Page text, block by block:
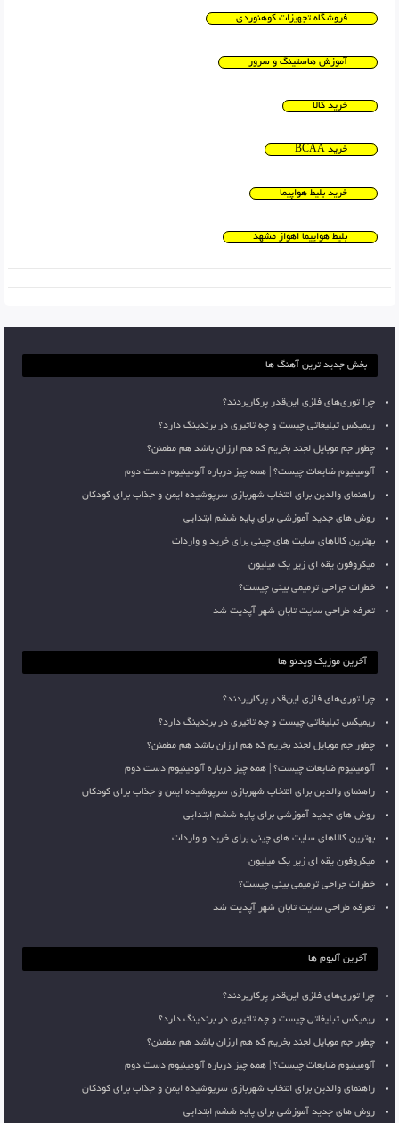
فروشگاه تجهیزات کوهنوردی
آموزش هاستینگ و سرور
خرید کالا
خرید BCAA
خرید بلیط هواپیما
بلیط هواپیما اهواز مشهد
بخش جدید ترین آهنگ ها
چرا توری‌های فلزی این‌قدر پرکاربردند؟
ریمیکس تبلیغاتی چیست و چه تاثیری در برندینگ دارد؟
چطور جم موبایل لجند بخریم که هم ارزان باشد هم مطمئن؟
آلومینیوم ضایعات چیست؟ | همه چیز درباره آلومینیوم دست دوم
راهنمای والدین برای انتخاب شهربازی سرپوشیده ایمن و جذاب برای کودکان
روش های جدید آموزشی برای پایه ششم ابتدایی
بهترین کالاهای سایت های چینی برای خرید و واردات
میکروفون یقه ای زیر یک میلیون
خطرات جراحی ترمیمی بینی چیست؟
تعرفه طراحی سایت تابان شهر آپدیت شد
آخرین موزیک ویدئو ها
چرا توری‌های فلزی این‌قدر پرکاربردند؟
ریمیکس تبلیغاتی چیست و چه تاثیری در برندینگ دارد؟
چطور جم موبایل لجند بخریم که هم ارزان باشد هم مطمئن؟
آلومینیوم ضایعات چیست؟ | همه چیز درباره آلومینیوم دست دوم
راهنمای والدین برای انتخاب شهربازی سرپوشیده ایمن و جذاب برای کودکان
روش های جدید آموزشی برای پایه ششم ابتدایی
بهترین کالاهای سایت های چینی برای خرید و واردات
میکروفون یقه ای زیر یک میلیون
خطرات جراحی ترمیمی بینی چیست؟
تعرفه طراحی سایت تابان شهر آپدیت شد
آخرین آلبوم ها
چرا توری‌های فلزی این‌قدر پرکاربردند؟
ریمیکس تبلیغاتی چیست و چه تاثیری در برندینگ دارد؟
چطور جم موبایل لجند بخریم که هم ارزان باشد هم مطمئن؟
آلومینیوم ضایعات چیست؟ | همه چیز درباره آلومینیوم دست دوم
راهنمای والدین برای انتخاب شهربازی سرپوشیده ایمن و جذاب برای کودکان
روش های جدید آموزشی برای پایه ششم ابتدایی